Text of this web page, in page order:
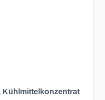
Kühlmittelkonzentrat